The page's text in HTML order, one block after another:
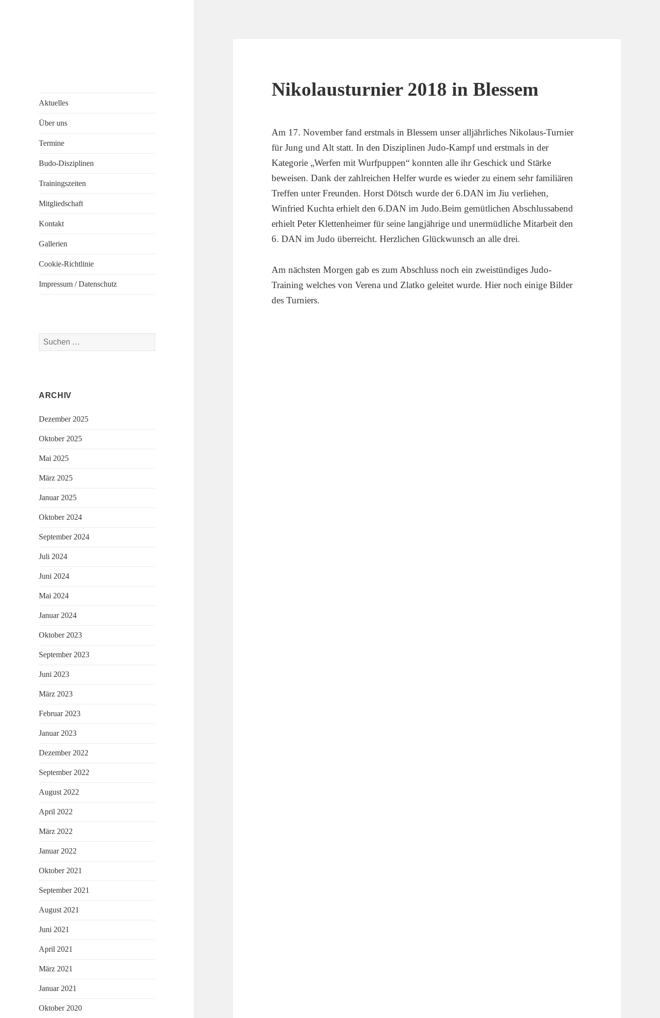
Aktuelles
Über uns
Termine
Budo-Disziplinen
Trainingszeiten
Mitgliedschaft
Kontakt
Gallerien
Cookie-Richtlinie
Impressum / Datenschutz
Suchen
nach:
ARCHIV
Dezember 2025
Oktober 2025
Mai 2025
März 2025
Januar 2025
Oktober 2024
September 2024
Juli 2024
Juni 2024
Mai 2024
Januar 2024
Oktober 2023
September 2023
Juni 2023
März 2023
Februar 2023
Januar 2023
Dezember 2022
September 2022
August 2022
April 2022
März 2022
Januar 2022
Oktober 2021
September 2021
August 2021
Juni 2021
April 2021
März 2021
Januar 2021
Oktober 2020
Nikolausturnier 2018 in Blessem
Am 17. November fand erstmals in Blessem unser alljährliches Nikolaus-Turnier
für Jung und Alt statt. In den Disziplinen Judo-Kampf und erstmals in der
Kategorie „Werfen mit Wurfpuppen“ konnten alle ihr Geschick und Stärke
beweisen. Dank der zahlreichen Helfer wurde es wieder zu einem sehr familiären
Treffen unter Freunden. Horst Dötsch wurde der 6.DAN im Jiu verliehen,
Winfried Kuchta erhielt den 6.DAN im Judo.Beim gemütlichen Abschlussabend
erhielt Peter Klettenheimer für seine langjährige und unermüdliche Mitarbeit den
6. DAN im Judo überreicht. Herzlichen Glückwunsch an alle drei.
Am nächsten Morgen gab es zum Abschluss noch ein zweistündiges Judo-
Training welches von Verena und Zlatko geleitet wurde. Hier noch einige Bilder
des Turniers.